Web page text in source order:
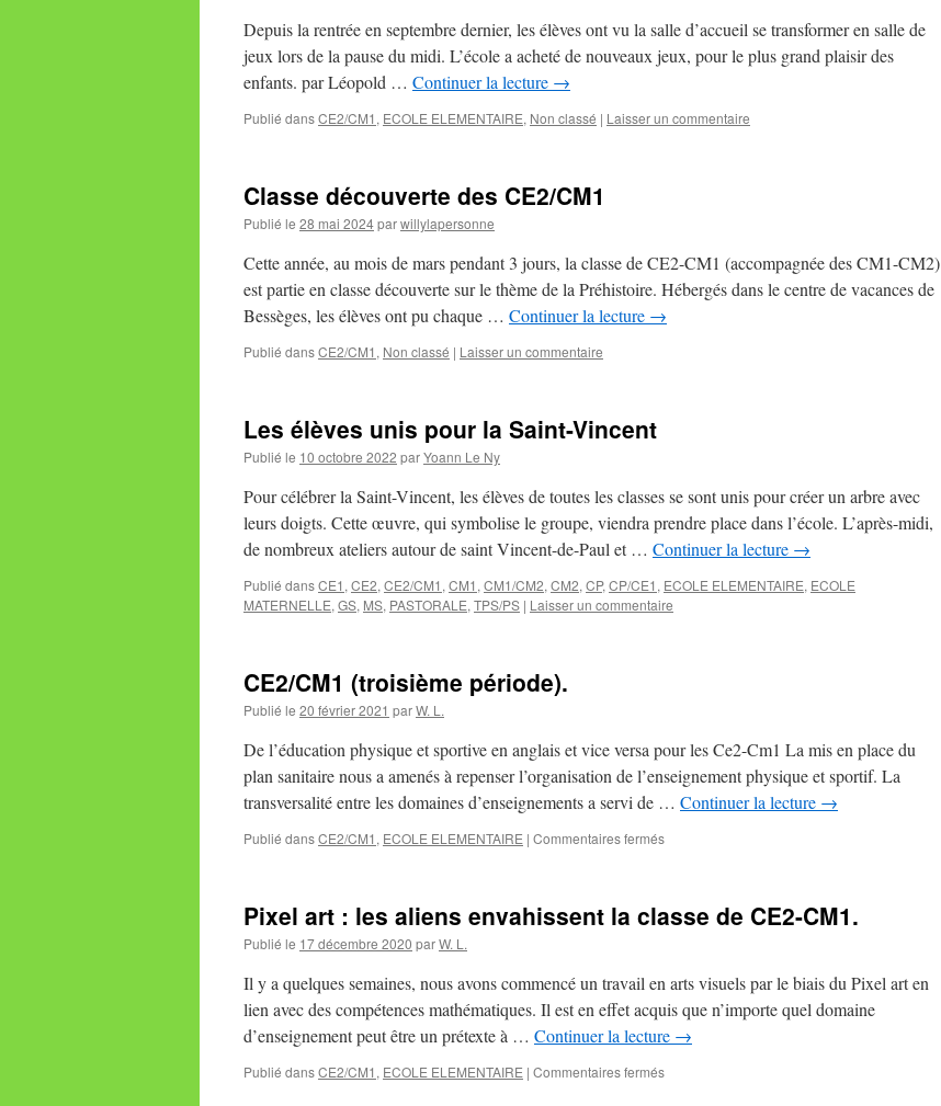
Depuis la rentrée en septembre dernier, les élèves ont vu la salle d’accueil se transformer en salle de
jeux lors de la pause du midi. L’école a acheté de nouveaux jeux, pour le plus grand plaisir des
enfants. par Léopold … Continuer la lecture →
Publié dansCE2/CM1 , ECOLE ELEMENTAIRE, Non classé | Laisser un commentaire
Classe découverte des CE2/CM1
Publié le 28 mai 2024parwillylapersonne
Cette année, au mois de mars pendant 3 jours, la classe de CE2-CM1 (accompagnée des CM1-CM2)
est partie en classe découverte sur le thème de la Préhistoire. Hébergés dans le centre de vacances de
Bessèges, les élèves ont pu chaque … Continuer la lecture →
Publié dansCE2/CM1 , Non classé | Laisser un commentaire
Les élèves unis pour la Saint-Vincent
Publié le 10 octobre 2022 parYoann Le Ny
Pour célébrer la Saint-Vincent, les élèves de toutes les classes se sont unis pour créer un arbre avec
leurs doigts. Cette œuvre, qui symbolise le groupe, viendra prendre place dans l’école. L’après-midi,
de nombreux ateliers autour de saint Vincent-de-Paul et … Continuer la lecture →
Publié dansCE1 , CE2, CE2/CM1 , CM1 , CM1/CM2, CM2, CP, CP/CE1 , ECOLE ELEMENTAIRE, ECOLE
MATERNELLE, GS, MS, PASTORALE, TPS/PS | Laisser un commentaire
CE2/CM1 (troisième période).
Publié le 20 février 2021 parW. L.
De l’éducation physique et sportive en anglais et vice versa pour les Ce2-Cm1 La mis en place du
plan sanitaire nous a amenés à repenser l’organisation de l’enseignement physique et sportif. La
transversalité entre les domaines d’enseignements a servi de … Continuer la lecture →
Publié dansCE2/CM1 , ECOLE ELEMENTAIRE | Commentaires ferméssur
Pixel art : les aliens envahissent la classe de CE2-CM1.
Publié le 17 décembre 2020 parW. L.
Il y a quelques semaines, nous avons commencé un travail en arts visuels par le biais du Pixel art en
lien avec des compétences mathématiques. Il est en effet acquis que n’importe quel domaine
d’enseignement peut être un prétexte à … Continuer la lecture →
Publié dansCE2/CM1 , ECOLE ELEMENTAIRE | Commentaires ferméssur